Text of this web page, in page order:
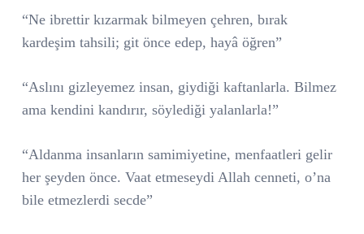
“Ne ibrettir kızarmak bilmeyen çehren, bırak
kardeşim tahsili; git önce edep, hayâ öğren”
“Aslını gizleyemez insan, giydiği kaftanlarla. Bilmez
ama kendini kandırır, söylediği yalanlarla!”
“Aldanma insanların samimiyetine, menfaatleri gelir
her şeyden önce. Vaat etmeseydi Allah cenneti, o’na
bile etmezlerdi secde”